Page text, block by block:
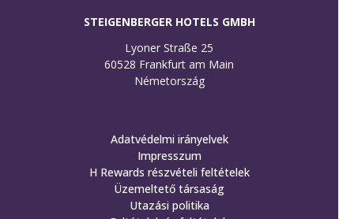
STEIGENBERGER HOTELS GMBH
Lyoner Straße 25
60528 Frankfurt am Main
Németország
Adatvédelmi irányelvek
Impresszum
H Rewards részvételi feltételek
Üzemeltető társaság
Utazási politika